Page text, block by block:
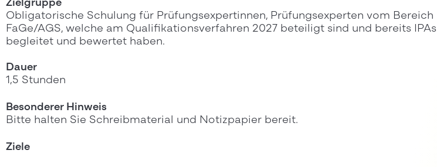
Zielgruppe
Obligatorische Schulung für Prüfungsexpertinnen, Prüfungsexperten vom Bereich
FaGe/AGS, welche am Qualifikationsverfahren 2027 beteiligt sind und bereits IPAs
begleitet und bewertet haben.
Dauer
1,5 Stunden
Besonderer Hinweis
Bitte halten Sie Schreibmaterial und Notizpapier bereit.
Ziele